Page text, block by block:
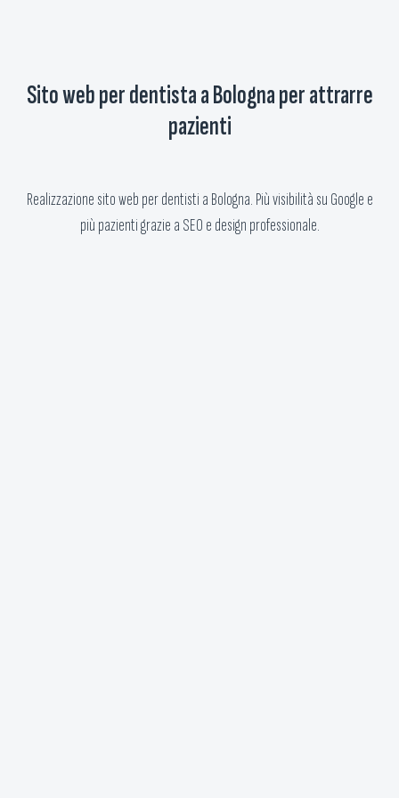
Sito web per dentista a Bologna per attrarre
pazienti
Realizzazione sito web per dentisti a Bologna. Più visibilità su Google e
più pazienti grazie a SEO e design professionale.